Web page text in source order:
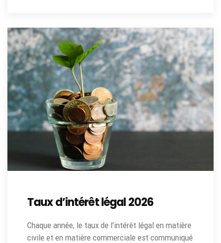
Taux d’intérêt légal 2026
Chaque année, le taux de l’intérêt légal en matière
civile et en matière commerciale est communiqué